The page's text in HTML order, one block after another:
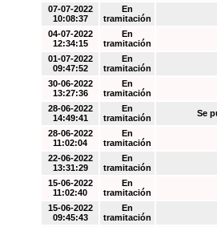
07-07-2022
10:08:37
En
tramitación
04-07-2022
12:34:15
En
tramitación
01-07-2022
09:47:52
En
tramitación
30-06-2022
13:27:36
En
tramitación
28-06-2022
14:49:41
En
tramitación
Se
28-06-2022
11:02:04
En
tramitación
22-06-2022
13:31:29
En
tramitación
15-06-2022
11:02:40
En
tramitación
15-06-2022
09:45:43
En
tramitación